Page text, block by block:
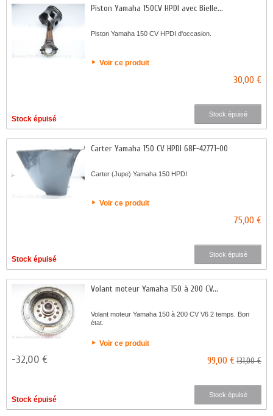
Piston Yamaha 150CV HPDI avec Bielle...
Piston Yamaha 150 CV HPDI d'occasion.
Voir ce produit
30,00 €
Stock épuisé
Stock épuisé
Carter Yamaha 150 CV HPDI 68F-42771-00
Carter (Jupe) Yamaha 150 HPDI
Voir ce produit
75,00 €
Stock épuisé
Stock épuisé
Volant moteur Yamaha 150 à 200 CV...
Volant moteur Yamaha 150 à 200 CV V6 2 temps. Bon
état.
Voir ce produit
-32,00 € 99,00 €131,00 €
Stock épuisé
Stock épuisé